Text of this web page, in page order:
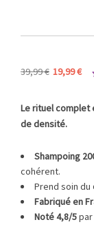
39,99€ Le
initial
était :
19,99€Le
Le rituel complet
de densité.
Shampoing
cohérent.
Prend soin du
Fabriqué en
Noté 4,8/5